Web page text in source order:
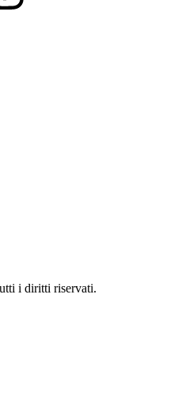
i diritti riservati.